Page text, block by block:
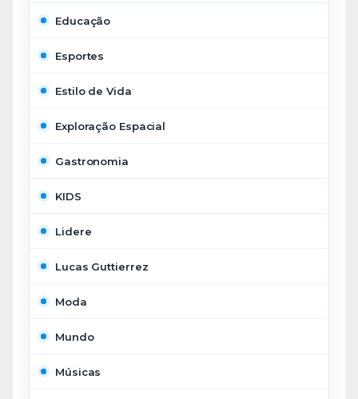
Educação
Esportes
Estilo de Vida
Exploração Espacial
Gastronomia
KIDS
Lidere
Lucas Guttierrez
Moda
Mundo
Músicas